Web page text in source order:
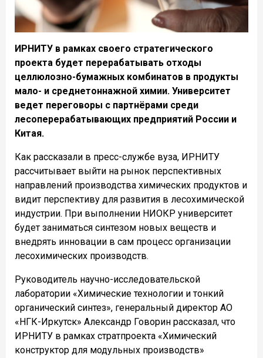
ИРНИТУ в рамках своего стратегического
проекта будет перерабатывать отходы
целлюлозно-бумажных комбинатов в продукты
мало- и среднетоннажной химии. Университет
ведет переговоры с партнёрами среди
лесоперерабатывающих предприятий России и
Китая.
Как рассказали в пресс-службе вуза, ИРНИТУ
рассчитывает выйти на рынок перспективных
направлений производства химических продуктов и
видит перспективу для развития в лесохимической
индустрии. При выполнении НИОКР университет
будет заниматься синтезом новых веществ и
внедрять инновации в сам процесс организации
лесохимических производств.
Руководитель научно-исследовательской
лаборатории «Химические технологии и тонкий
органический синтез», генеральный директор АО
«НГК-Иркутск» Александр Говорин рассказал, что
ИРНИТУ в рамках стратпроекта «Химический
конструктор для модульных производств»